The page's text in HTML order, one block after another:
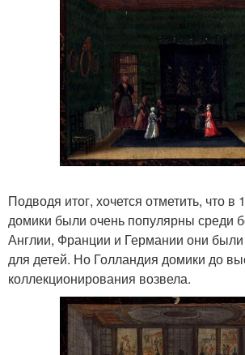
Подводя итог, хочется отметить, что в
домики были очень популярны среди
Англии, Франции и Германии они
для детей. Но Голландия домики до
коллекционирования возвела.